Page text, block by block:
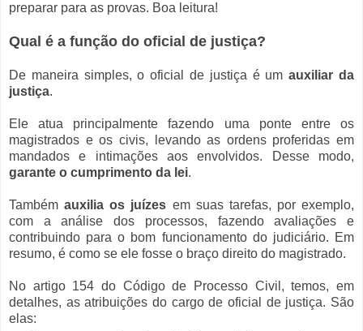
preparar para as provas. Boa leitura!
Qual é a função do oficial de justiça?
De maneira simples, o oficial de justiça é umauxiliar da
justiça.
Ele atua principalmente fazendo uma ponte entre os
magistrados e os civis, levando as ordens proferidas em
mandados e intimações aos envolvidos. Desse modo,
garante o cumprimento da lei.
Tambémauxilia os juízes em suas tarefas, por exemplo,
com a análise dos processos, fazendo avaliações e
contribuindo para o bom funcionamento do judiciário. Em
resumo, é como se ele fosse o braço direito do magistrado.
No artigo 154 do Código de Processo Civil, temos, em
detalhes, as atribuições do cargo de oficial de justiça. São
elas: